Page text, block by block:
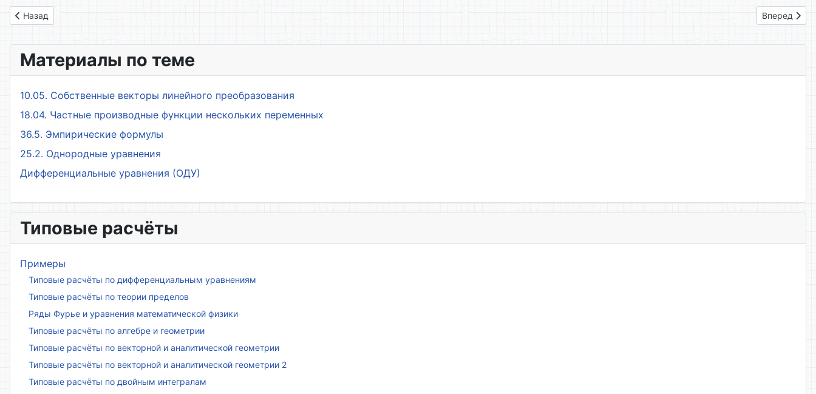
Предыдущий: 3. Математическая логика
Назад Следующий:
Вперед
Материалы по теме
10.05. Собственные векторы линейного преобразования
18.04. Частные производные функции нескольких переменных
36.5. Эмпирические формулы
25.2. Однородные уравнения
Дифференциальные уравнения (ОДУ)
Типовые расчёты
Примеры
Типовые расчёты по дифференциальным уравнениям
Типовые расчёты по теории пределов
Ряды Фурье и уравнения математической физики
Типовые расчёты по алгебре и геометрии
Типовые расчёты по векторной и аналитической геометрии
Типовые расчёты по векторной и аналитической геометрии 2
Типовые расчёты по двойным интегралам